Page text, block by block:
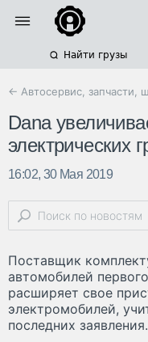
Найти грузы
← Автосервис, запчасти,
Dana
электрических
16:02, 30 Мая 2019
Поставщик
автомобилей
расширяет свое
электромобилей,
последних заявления.